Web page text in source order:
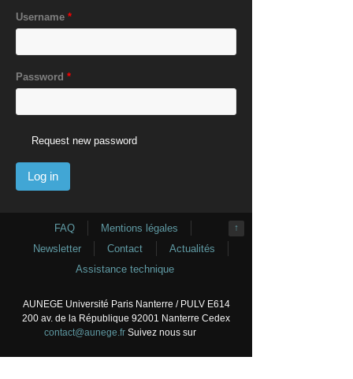
Username *
Password *
Request new password
↑
FAQ
Mentions légales
Newsletter
Contact
Actualités
Assistance technique
AUNEGE Université Paris Nanterre / PULV E614
200 av. de la République 92001 Nanterre Cedex
contact@aunege.frSuivez nous sur